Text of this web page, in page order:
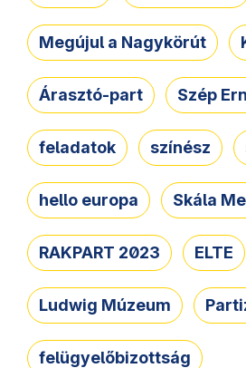
Megújul a Nagykörút
Árasztó-part Szép
feladatok színész
hello europa Skála
RAKPART 2023 ELTE
Ludwig Múzeum
felügyelőbizottság